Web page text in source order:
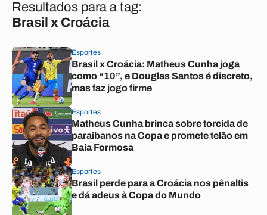
Resultados para a tag:
Brasil x Croácia
Esportes
Brasil x Croácia: Matheus Cunha joga
como “10”, e Douglas Santos é discreto,
mas faz jogo firme
Esportes
Matheus Cunha brinca sobre torcida de
paraibanos na Copa e promete telão em
Baía Formosa
Esportes
Brasil perde para a Croácia nos pênaltis
e dá adeus à Copa do Mundo